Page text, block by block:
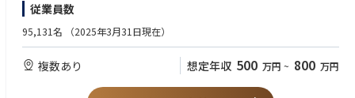
商品企画・開発の推進業務
当社は上下水道施設に関わる電気設備でトップクラスのシェアを保持して
【歓迎】下記いずれかの資格をお持ちの方
・技術士（電気電子、上下水道）
従業員数
95,131名 （2025年3月31日現在）
複数あり 想定年収 500 万円 ~ 800 万円